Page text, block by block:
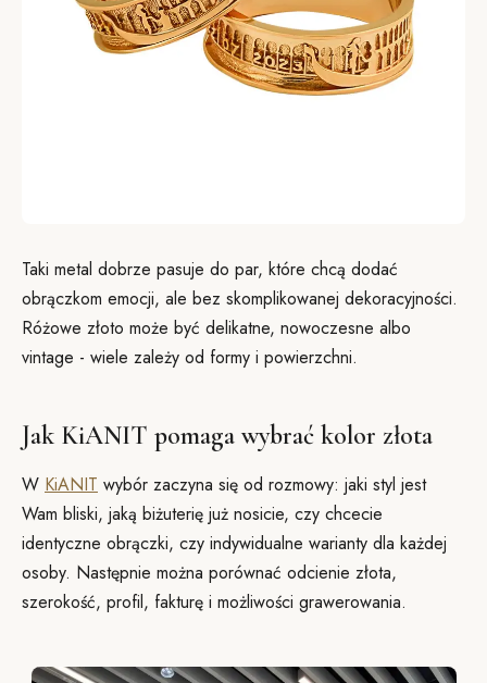
Taki metal dobrze pasuje do par, które chcą dodać
obrączkom emocji, ale bez skomplikowanej dekoracyjności.
Różowe złoto może być delikatne, nowoczesne albo
vintage - wiele zależy od formy i powierzchni.
Jak KiANIT pomaga wybrać kolor złota
W KiANIT wybór zaczyna się od rozmowy: jaki styl jest
Wam bliski, jaką biżuterię już nosicie, czy chcecie
identyczne obrączki, czy indywidualne warianty dla każdej
osoby. Następnie można porównać odcienie złota,
szerokość, profil, fakturę i możliwości grawerowania.